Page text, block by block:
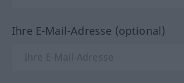
Ihre E-Mail-Adresse (optional)